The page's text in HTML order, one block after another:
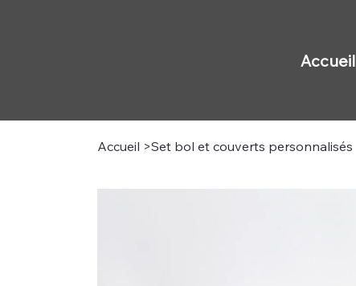
Accueil
Accueil >Set bol et couverts personnalisés